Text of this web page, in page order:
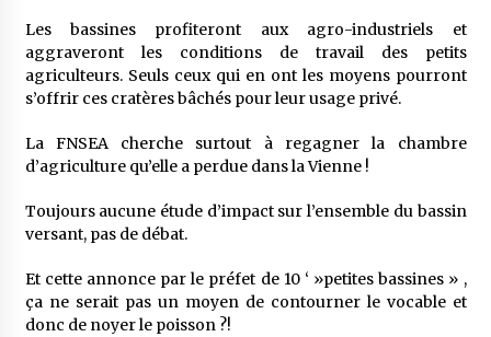
Les bassines profiteront aux agro-industriels et
aggraveront les conditions de travail des petits
agriculteurs. Seuls ceux qui en ont les moyens pourront
s’offrir ces cratères bâchés pour leur usage privé.
La FNSEA cherche surtout à regagner la chambre
d’agriculture qu’elle a perdue dans la Vienne !
Toujours aucune étude d’impact sur l’ensemble du bassin
versant, pas de débat.
Et cette annonce par le préfet de 10 ‘ »petites bassines » ,
ça ne serait pas un moyen de contourner le vocable et
donc de noyer le poisson ?!